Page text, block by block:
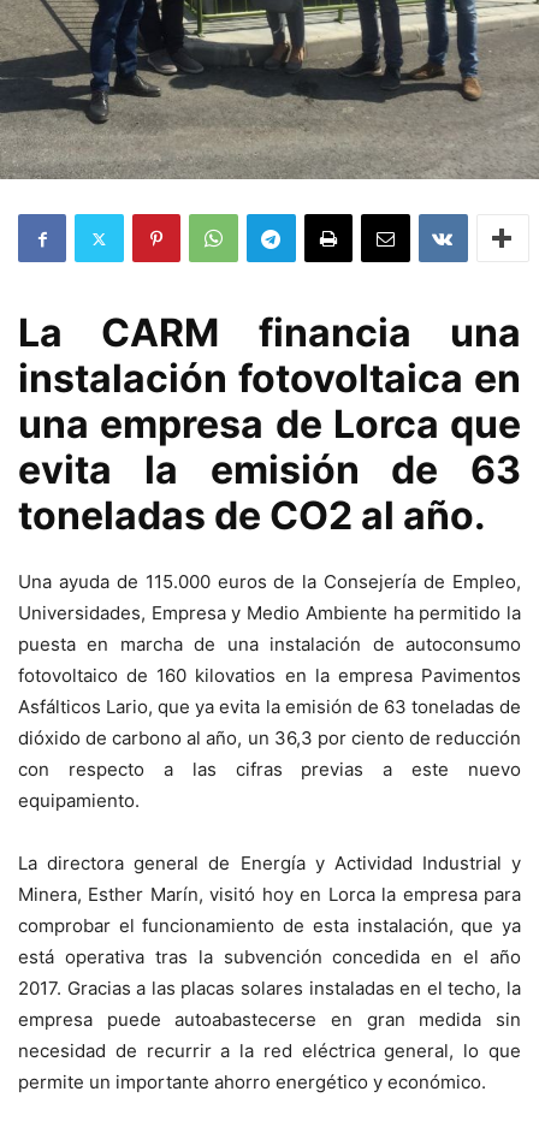
La CARM financia una
instalación fotovoltaica en
una empresa de Lorca que
evita la emisión de 63
toneladas de CO2 al año.
Una ayuda de 115.000 euros de la Consejería de Empleo,
Universidades, Empresa y Medio Ambiente ha permitido la
puesta en marcha de una instalación de autoconsumo
fotovoltaico de 160 kilovatios en la empresa Pavimentos
Asfálticos Lario, que ya evita la emisión de 63 toneladas de
dióxido de carbono al año, un 36,3 por ciento de reducción
con respecto a las cifras previas a este nuevo
equipamiento.
La directora general de Energía y Actividad Industrial y
Minera, Esther Marín, visitó hoy en Lorca la empresa para
comprobar el funcionamiento de esta instalación, que ya
está operativa tras la subvención concedida en el año
2017. Gracias a las placas solares instaladas en el techo, la
empresa puede autoabastecerse en gran medida sin
necesidad de recurrir a la red eléctrica general, lo que
permite un importante ahorro energético y económico.